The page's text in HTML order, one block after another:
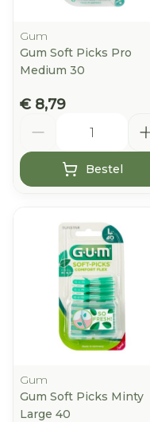
Gum
Gum Soft Picks Pro
Medium 30
€ 8,79
Bestel
Gum
Gum Soft Picks Minty
Large 40